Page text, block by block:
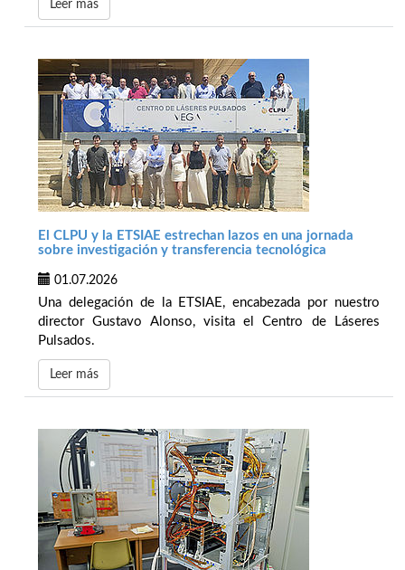
Leer más
El CLPU y la ETSIAE estrechan lazos en una jornada
sobre investigación y transferencia tecnológica
01.07.2026
Una delegación de la ETSIAE, encabezada por nuestro
director Gustavo Alonso, visita el Centro de Láseres
Pulsados.
Leer más